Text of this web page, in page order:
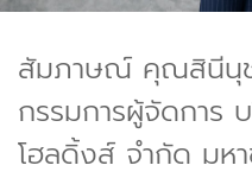
สัมภาษณ์ คุณสินีนุ
กรรมการผู้จัดการ
โฮลดิ้งส์ จำกัด มห